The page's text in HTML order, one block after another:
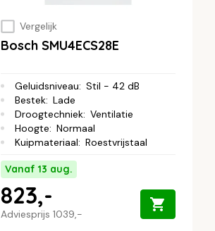
Vergelijk
Bosch SMU4ECS28E
Geluidsniveau: Stil - 42 dB
Bestek: Lade
Droogtechniek: Ventilatie
Hoogte: Normaal
Kuipmateriaal: Roestvrijstaal
Vanaf 13 aug.
Adviesprijs 1039,-
823,-